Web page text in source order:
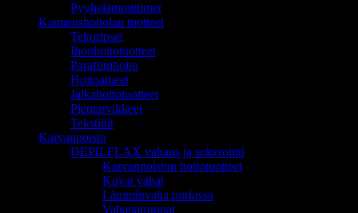
Pyyhelämmittimet
Kauneushoitolan tuotteet
Tekoripset
Ihonhoitotuotteet
Parafiinihoito
Hoitoaineet
Jalkahoitotuotteet
Pientarvikkeet
Tekstiilit
Karvanpoisto
DEPILFLAX vahaus ja sokerointi
Karvanpoiston hoitotuotteet
Kovat vahat
Lämminvaha purkissa
Vahapatruunat